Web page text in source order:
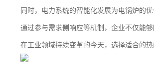
同时，电力系统的智能化发展为电锅炉的
通过参与需求侧响应等机制，企业不仅能
在工业领域持续变革的今天，选择适合的